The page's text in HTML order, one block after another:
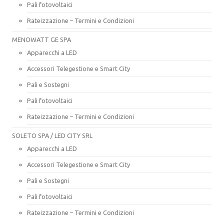
Pali fotovoltaici
Rateizzazione – Termini e Condizioni
MENOWATT GE SPA
Apparecchi a LED
Accessori Telegestione e Smart City
Pali e Sostegni
Pali fotovoltaici
Rateizzazione – Termini e Condizioni
SOLETO SPA / LED CITY SRL
Apparecchi a LED
Accessori Telegestione e Smart City
Pali e Sostegni
Pali fotovoltaici
Rateizzazione – Termini e Condizioni